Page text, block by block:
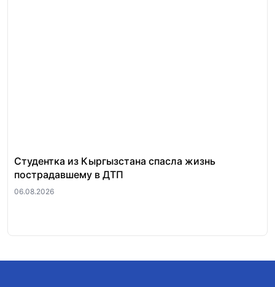
Студентка из Кыргызстана спасла жизнь
пострадавшему в ДТП
06.08.2026